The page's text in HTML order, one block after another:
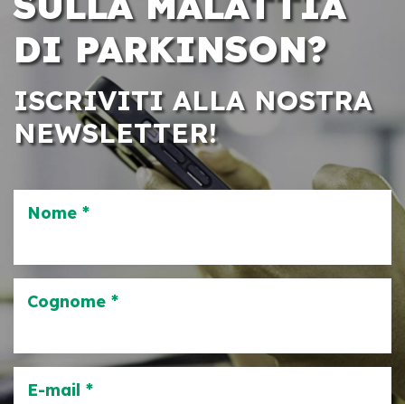
DI PARKINSON?
ISCRIVITI ALLA NOSTRA
NEWSLETTER!
Nome *
Cognome *
E-mail *